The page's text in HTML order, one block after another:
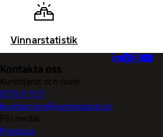
Vinnarstatistik
Kontakta oss
Kundtjänst och växel:
0770-11 11 11
kundservice@svenskaspel.se
För media:
Pressjour